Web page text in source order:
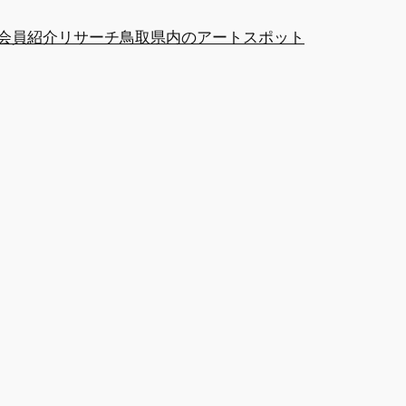
員紹介 リサーチ鳥取県内のアートスポット